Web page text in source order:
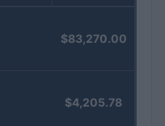
$83,270.00
$4,205.78